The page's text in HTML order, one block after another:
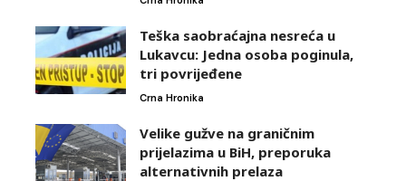
Teška saobraćajna nesreća u
Lukavcu: Jedna osoba poginula,
tri povrijeđene
Crna Hronika
Velike gužve na graničnim
prijelazima u BiH, preporuka
alternativnih prelaza